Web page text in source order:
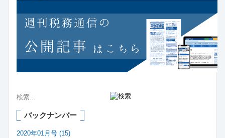
バックナンバー
2020年01月号 (15)